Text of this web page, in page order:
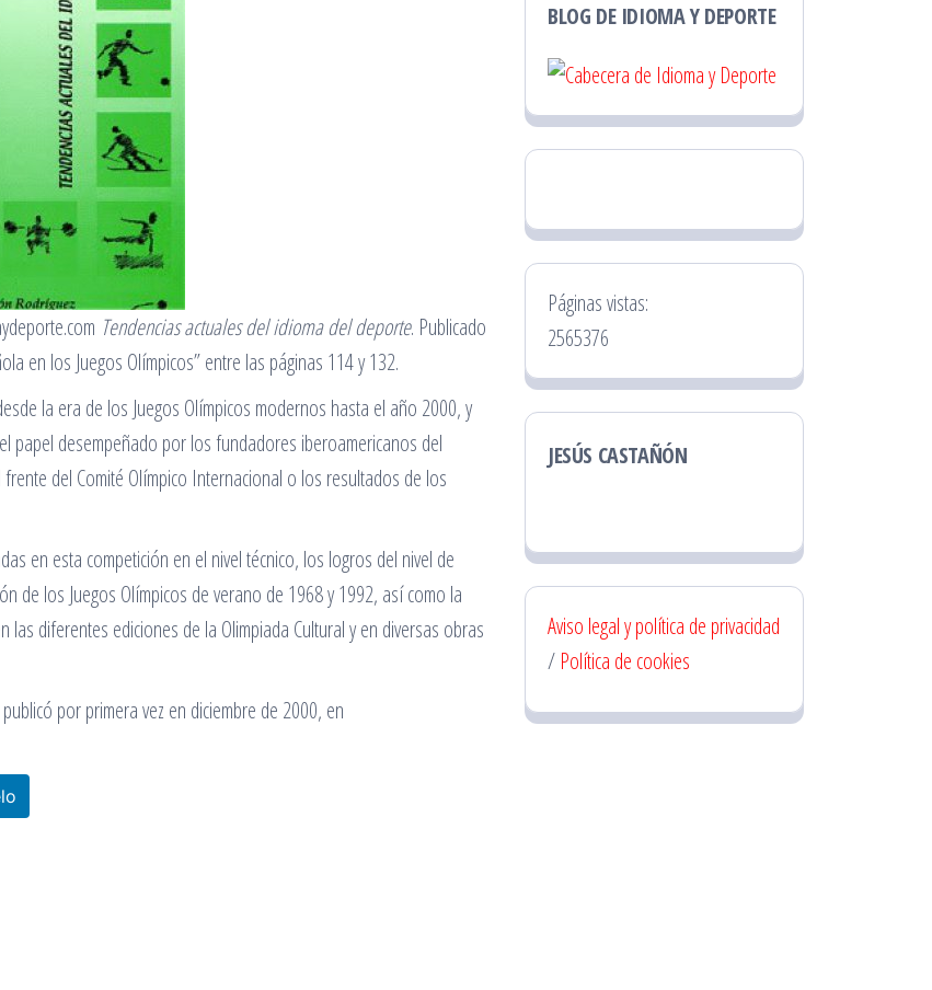
Tendencias actuales del idioma del deporte. Publicado
en los Juegos Olímpicos” entre las páginas 114 y 132.
la era de los Juegos Olímpicos modernos hasta el año 2000, y
papel desempeñado por los fundadores iberoamericanos del
del Comité Olímpico Internacional o los resultados de los
en esta competición en el nivel técnico, los logros del nivel de
de los Juegos Olímpicos de verano de 1968 y 1992, así como la
diferentes ediciones de la Olimpiada Cultural y en diversas obras
por primera vez en diciembre de 2000, en
BLOG DE IDIOMA Y DEPORTE
Páginas vistas:
2565376
JESÚS CASTAÑÓN
Aviso legal y política de privacidad
/ Política de cookies